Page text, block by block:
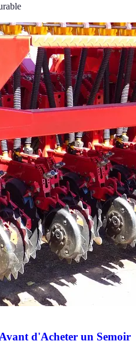
d'Acheter un Semoir